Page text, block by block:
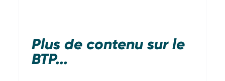
Plus de contenu sur le
BTP...